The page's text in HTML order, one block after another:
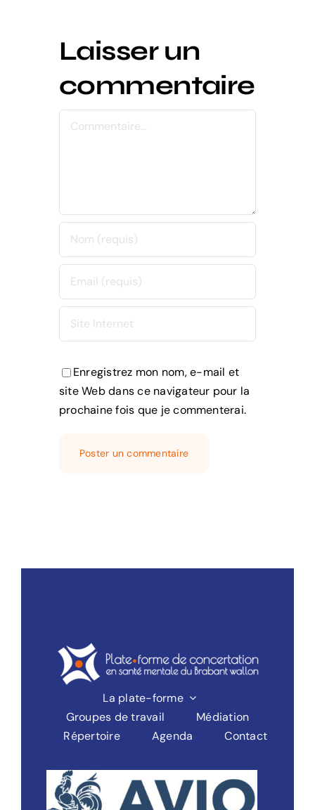
Laisser un
commentaire
Enregistrez mon nom, e-mail et
site Web dans ce navigateur pour la
prochaine fois que je commenterai.
La plate-forme
Groupes de travail
Médiation
Répertoire
Agenda Contact